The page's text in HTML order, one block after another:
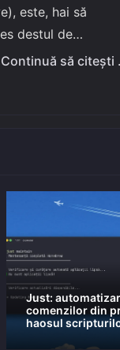
este, hai să
destul de
persoane care fac
Continuă să citești
Just:
comenzilor din
haosul